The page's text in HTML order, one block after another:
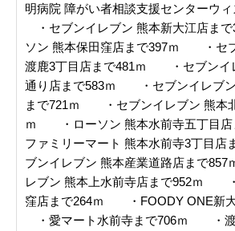
明病院 障がい者相談支援センターウ
・セブンイレブン 熊本新大江店
ソン 熊本保田窪店まで397ｍ ・セ
渡鹿3丁目店まで481ｍ ・セブンイ
通り店まで583ｍ ・セブンイレブン
まで721ｍ ・セブンイレブン 熊本
ｍ ・ローソン 熊本水前寺五丁目
ファミリーマート 熊本水前寺3丁目
ブンイレブン 熊本産業道路店まで
レブン 熊本上水前寺店まで952ｍ
窪店まで264ｍ ・FOODY ONE新
・愛マート水前寺まで706ｍ ・渡